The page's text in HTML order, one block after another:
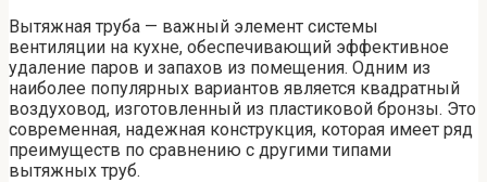
Вытяжная труба — важный элемент системы
вентиляции на кухне, обеспечивающий эффективное
удаление паров и запахов из помещения. Одним из
наиболее популярных вариантов является квадратный
воздуховод, изготовленный из пластиковой бронзы. Это
современная, надежная конструкция, которая имеет ряд
преимуществ по сравнению с другими типами
вытяжных труб.